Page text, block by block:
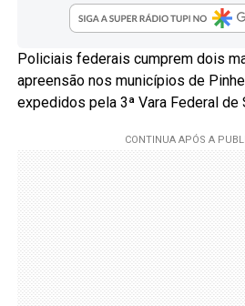
Policiais federais cumprem dois
apreensão nos municípios de
expedidos pela 3ª Vara Federal de